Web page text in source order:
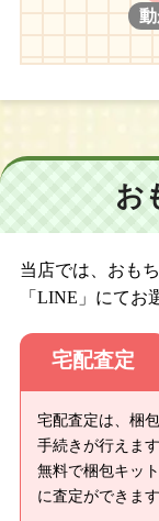
お
当店では、おも
「LINE」にてお
宅配査定
宅配査定は、梱
手続きが行えます
無料で梱包キッ
に査定ができます